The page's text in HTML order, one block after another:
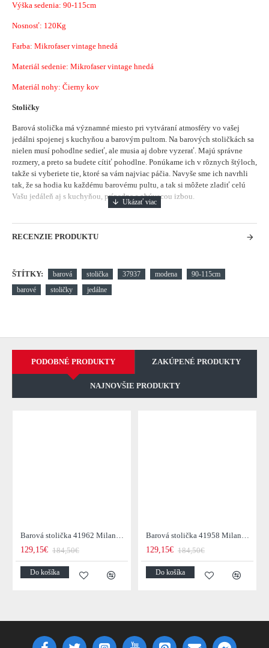
Výška sedenia: 90-115cm
Nosnosť: 120Kg
Farba: Mikrofaser vintage hnedá
Materiál sedenie: Mikrofaser vintage hnedá
Materiál nohy: Čierny kov
Stoličky
Barová stolička má významné miesto pri vytváraní atmosféry vo vašej
jedálni spojenej s kuchyňou a barovým pultom. Na barových stoličkách sa
nielen musí pohodlne sedieť, ale musia aj dobre vyzerať. Majú správne
rozmery, a preto sa budete cítiť pohodlne. Ponúkame ich v rôznych štýloch,
takže si vyberiete tie, ktoré sa vám najviac páčia. Navyše sme ich navrhli
tak, že sa hodia ku každému barovému pultu, a tak si môžete zladiť celú
Vašu jedáleň aj s kuchyňou, prípadne s obývacou izbou.
RECENZIE PRODUKTU
ŠTÍTKY: barová stolička 37937 modena
90-115cm
barové
stoličky jedálne
PODOBNÉ PRODUKTY ZAKÚPENÉ PRODUKTY
NAJNOVŠIE PRODUKTY
Barová stolička 41962 Milano Zamat Hnedá
129,15€ 184,50€
Do košíka
Barová stolička 41958 Milano Zamat Champange
129,15€ 184,50€
Do košíka